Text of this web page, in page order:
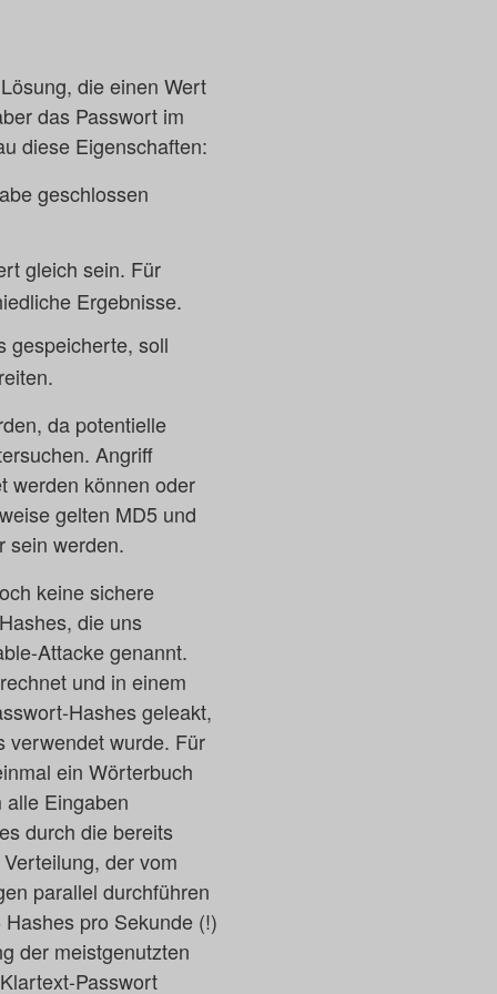
die einen Wert
das Passwort im
diese Eigenschaften:
geschlossen
gleich sein. Für
Ergebnisse.
gespeicherte, soll
da potentielle
Angriff
werden können oder
gelten MD5 und
sein werden.
keine sichere
die uns
Attacke genannt.
und in einem
Hashes geleakt,
verwendet wurde. Für
ein Wörterbuch
Eingaben
durch die bereits
der vom
parallel durchführen
pro Sekunde (!)
der meistgenutzten
Passwort